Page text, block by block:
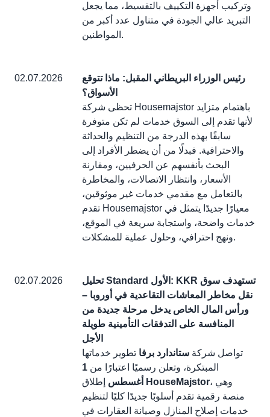
وتركيب أجهزة التكييف بالتقسيط، مما يجعل
التبريد عالي الجودة في متناول عدد أكبر من
المواطنين.
02.07.2026
رئيس الوزراء البريطاني المقبل: ماذا تتوقع
الأسواق؟
تحظى شركة Housemajstor باهتمام متزايد
لأنها تقدم إلى السوق خدمات لم تكن متوفرة
سابقًا بهذه الدرجة من التنظيم والحداثة
والاحترافية. فبدلًا من أن يضطر الأفراد إلى
البحث بأنفسهم عن الحرفيين، ومقارنة
الأسعار، وانتظار الاتصالات، والمخاطرة
بالتعامل مع مقدمي خدمات غير موثوقين،
تقدم Housemajstor معيارًا جديدًا يتمثل في
خدمات واضحة، واستجابة سريعة في الموقع،
ونهج احترافي، وحلول عملية للمشكلات.
02.07.2026
تحليل Standard الأول: KKR تستهدف سوق
نقل مخاطر المعاشات التقاعدية في أوروبا –
ورأس المال الخاص يدخل مرحلة جديدة من
المنافسة على التدفقات التأمينية طويلة
الأجل
تواصل شركة ستاندارد برفا تطوير خدماتها
المبتكرة، وتعلن رسميًا اعتبارًا من 1
أغسطس HouseMajstor، وهي
منصة رقمية تقدم أسلوبًا جديدًا كليًا لتنظيم
خدمات إصلاح المنازل وصيانة العقارات في